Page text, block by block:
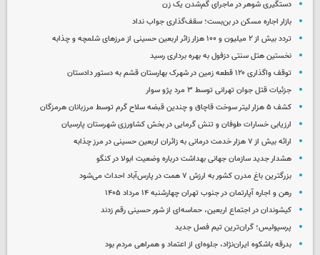
دستگیری شوهر در ماجرای گم‌شدن یک زن
بازار اجاره مسکن در بن‌بست؛ سقف‌گذاری جواب نداد
تردد بیش از ۲ میلیون و ۱۰۰ هزار زائر اربعین حسینی از مرزهای شلمچه و چذابه
نخستین هتل سنتی دزفول به بهره برداری رسید
توقف واگذاری ۱۲۰ قطعه زمین در شهرک بهارستان قشم به دستور دادستان
جزئیات قتل جوان تهرانی توسط ۳ مرد پژو سوار
کشف ۵ هزار لیتر سوخت قاچاق و چندین قبضه سلاح گرم توسط مرزبانان هرمزگان
ارزیابی خسارات طوفان و تنش گرمایی در بخش کشاورزی شهرستان پارسیان
ارائه بیش از ۷ هزار خدمت درمانی به زائران اربعین حسینی در مرز چذابه
هشدار جدید سازمان جهانی بهداشت درباره وضعیت ابولا در کنگو
بزرگترین باغ مدرن کشور به ارزش ۷ همت در پارس‌آباد احداث می‌شود
رهن و اجاره آپارتمان در جنوب تهران چهارشنبه ۱۴ مرداد ۱۴۰۵
کیشوندان در اجتماع اربعین، حماسه‌ای از شور حسینی رقم زدند
پرسپولیس؛ گران‌ترین تیم فصل جدید
بدرقه باشکوه ایران‌نژاد، جلوه‌ای از اعتماد و همراهی مردم بود